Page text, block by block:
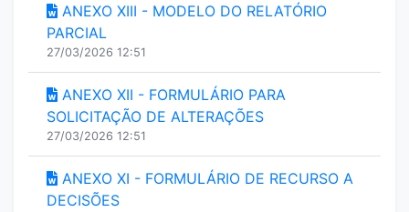
ANEXO XIII - MODELO DO RELATÓRIO
PARCIAL
27/03/2026 12:51
ANEXO XII - FORMULÁRIO PARA
SOLICITAÇÃO DE ALTERAÇÕES
27/03/2026 12:51
ANEXO XI - FORMULÁRIO DE RECURSO A
DECISÕES